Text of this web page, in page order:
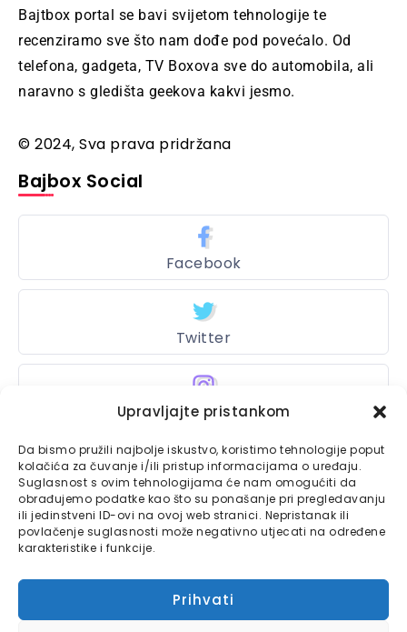
Upravljajte pristankom
Da bismo pružili najbolje iskustvo, koristimo tehnologije poput
kolačića za čuvanje i/ili pristup informacijama o uređaju.
Suglasnost s ovim tehnologijama će nam omogućiti da
obrađujemo podatke kao što su ponašanje pri pregledavanju
ili jedinstveni ID-ovi na ovoj web stranici. Nepristanak ili
povlačenje suglasnosti može negativno utjecati na određene
karakteristike i funkcije.
Prihvati
Bajtbox portal se bavi svijetom tehnologije te
recenziramo sve što nam dođe pod povećalo. Od
telefona, gadgeta, TV Boxova sve do automobila, ali
naravno s gledišta geekova kakvi jesmo.
© 2024, Sva prava pridržana
Bajbox Social
Facebook
Twitter
Instagram
Bajtbox
Linkovi
Kontaktirajte nas
Impressum
Bajtbox koristi
usluge.